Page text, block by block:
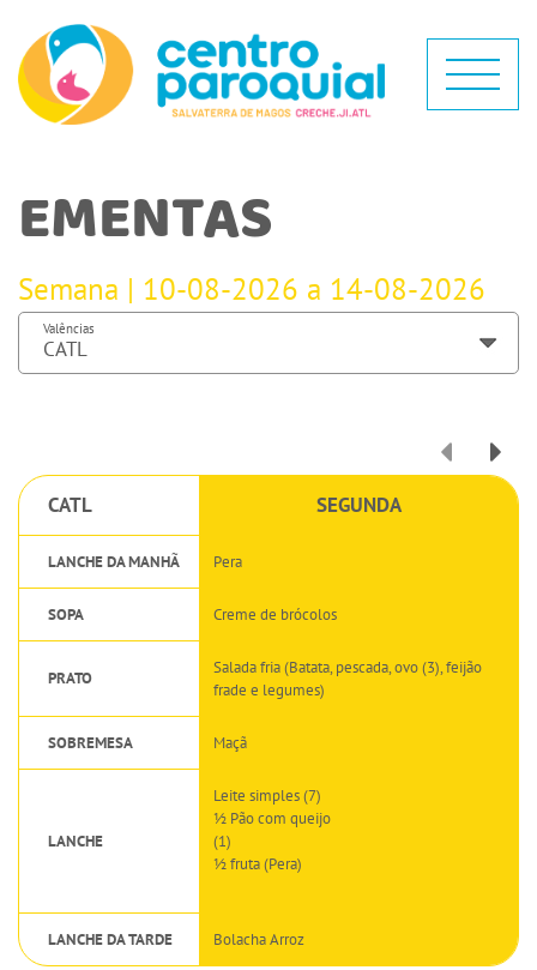
EMENTAS
Semana | 10-08-2026 a 14-08-2026
Valências
CATL SEGUNDA
LANCHE DA MANHÃ Pera
SOPA Creme de brócolos
PRATO
Salada fria (Batata, pescada, ovo (3), feijão
frade e legumes)
SOBREMESA Maçã
LANCHE
Leite simples (7)
½ Pão com queijo
(1)
½ fruta (Pera)
LANCHE DA TARDE Bolacha Arroz